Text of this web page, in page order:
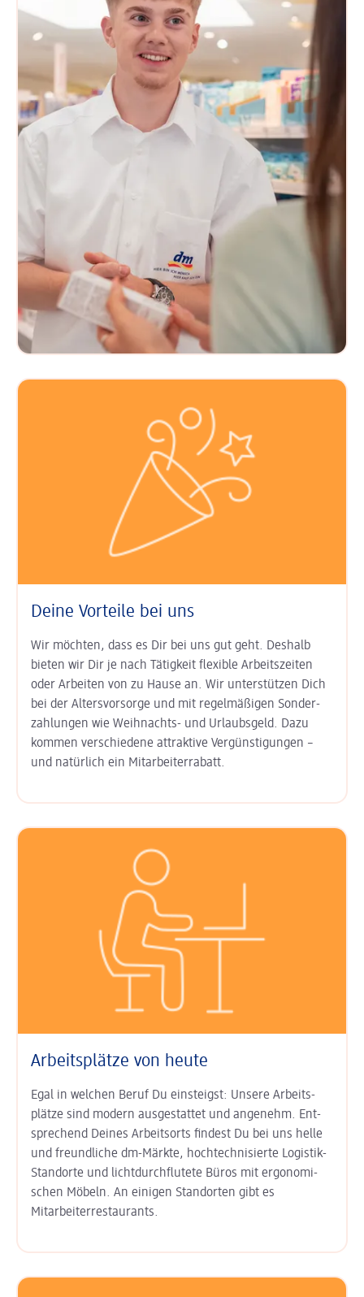
Deine Vorteile bei uns
Wir möchten, dass es Dir bei uns gut geht. Deshalb
bieten wir Dir je nach Tätigkeit flexible Arbeits­zeiten
oder Arbeiten von zu Hause an. Wir unter­stützen Dich
bei der Alters­vorsorge und mit regel­mäßigen Sonder­
zahlungen wie Weihnachts- und Urlaubs­geld. Dazu
kommen ver­schiedene attraktive Ver­günsti­gungen –
und natürlich ein Mitarbeiter­rabatt.
Arbeitsplätze von heute
Egal in welchen Beruf Du einsteigst: Unsere Arbeits­
plätze sind modern aus­gestattet und angenehm. Ent­
sprechend Deines Arbeits­orts findest Du bei uns helle
und freund­liche dm-Märkte, hoch­technisierte Logistik-
Standorte und licht­durchflutete Büros mit ergo­nomi­
schen Möbeln. An einigen Stand­orten gibt es
Mitarbeiter­restaurants.